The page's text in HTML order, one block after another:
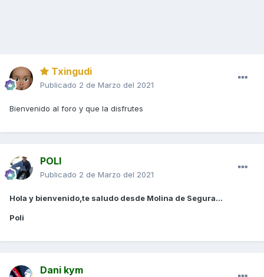
Txingudi
Publicado 2 de Marzo del 2021
Bienvenido al foro y que la disfrutes
POLI
Publicado 2 de Marzo del 2021
Hola y bienvenido,te saludo desde Molina de Segura...
Poli
Dani kym